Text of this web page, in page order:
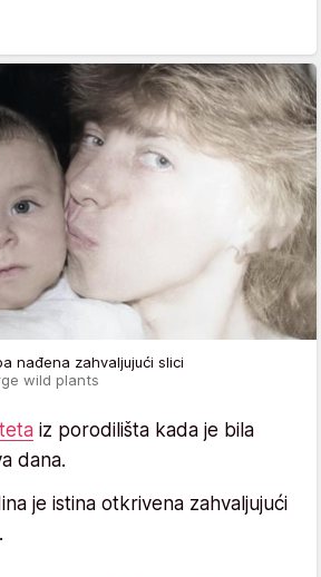
nađena zahvaljujući slici
wild plants
iz porodilišta kada je bila
dana.
je istina otkrivena zahvaljujući